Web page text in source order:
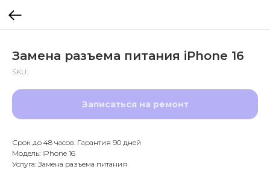
Замена разъема питания iPhone 16
SKU:
Записаться на ремонт
Срок до 48 часов. Гарантия 90 дней
Модель: iPhone 16
Услуга: Замена разъема питания